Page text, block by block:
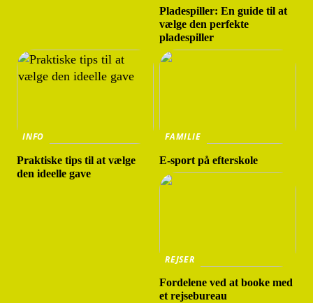
Pladespiller: En guide til at
vælge den perfekte
pladespiller
INFO
Praktiske tips til at vælge
den ideelle gave
FAMILIE
E-sport på efterskole
REJSER
Fordelene ved at booke med
et rejsebureau